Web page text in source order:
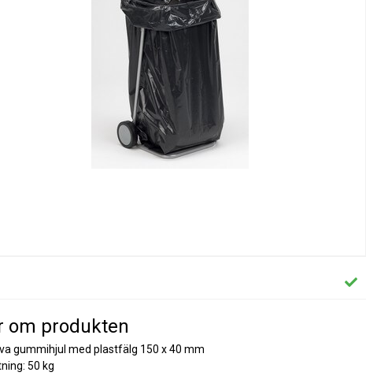
om produkten
gummihjul med plastfälg 150 x 40 mm
50 kg